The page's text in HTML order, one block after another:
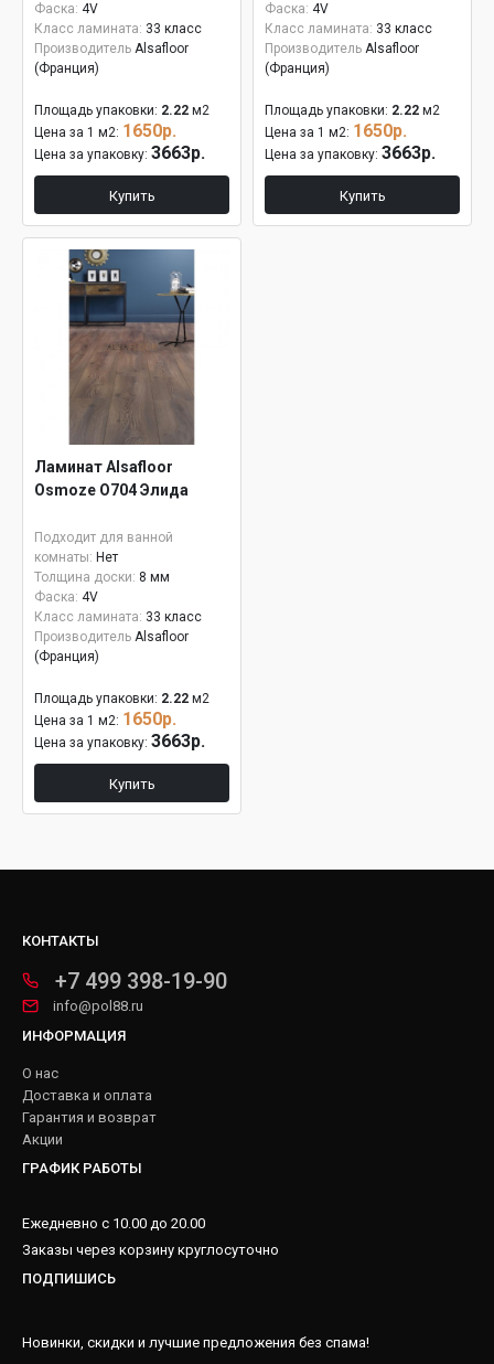
Фаска: 4V
Класс ламината: 33 класс
Производитель Alsafloor
(Франция)
Площадь упаковки: 2.22 м2
Цена за 1 м2: 1650р.
Цена за упаковку: 3663р.
Купить
Фаска: 4V
Класс ламината: 33 класс
Производитель Alsafloor
(Франция)
Площадь упаковки: 2.22 м2
Цена за 1 м2: 1650р.
Цена за упаковку: 3663р.
Купить
Ламинат Alsafloor
Osmoze О704 Элида
Подходит для ванной
комнаты: Нет
Толщина доски: 8 мм
Фаска: 4V
Класс ламината: 33 класс
Производитель Alsafloor
(Франция)
Площадь упаковки: 2.22 м2
Цена за 1 м2: 1650р.
Цена за упаковку: 3663р.
Купить
КОНТАКТЫ
+7 499 398-19-90
info@pol88.ru
ИНФОРМАЦИЯ
О нас
Доставка и оплата
Гарантия и возврат
Акции
ГРАФИК РАБОТЫ
Ежедневно с 10.00 до 20.00
Заказы через корзину круглосуточно
ПОДПИШИСЬ
Новинки, скидки и лучшие предложения без спама!